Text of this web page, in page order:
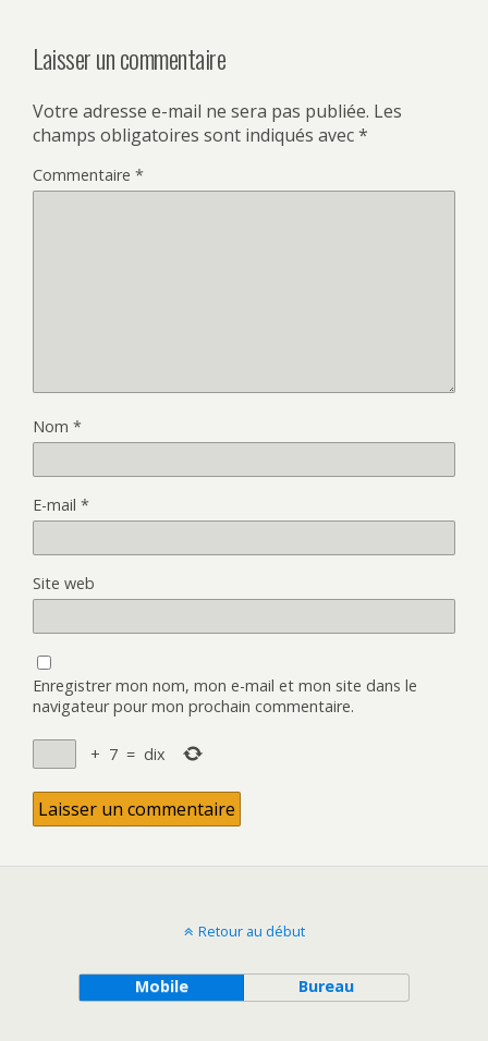
Laisser un commentaire
Votre adresse e-mail ne sera pas publiée. Les
champs obligatoires sont indiqués avec*
Commentaire *
Nom *
E-mail *
Site web
Enregistrer mon nom, mon e-mail et mon site dans le
navigateur pour mon prochain commentaire.
+ 7 = dix
Retour au début
Mobile Bureau